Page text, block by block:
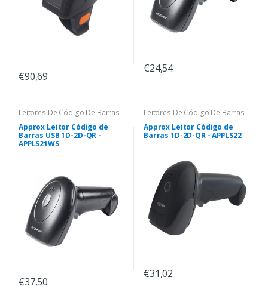
€90,69
€24,54
Leitores De Código De Barras
Approx Leitor Código de
Barras USB 1D-2D-QR -
APPLS21WS
€37,50
Leitores De Código De Barras
Approx Leitor Código de
Barras 1D-2D-QR - APPLS22
€31,02